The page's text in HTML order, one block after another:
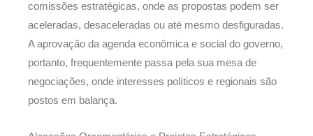
comissões estratégicas, onde as propostas podem ser
aceleradas, desaceleradas ou até mesmo desfiguradas.
A aprovação da agenda econômica e social do governo,
portanto, frequentemente passa pela sua mesa de
negociações, onde interesses políticos e regionais são
postos em balança.